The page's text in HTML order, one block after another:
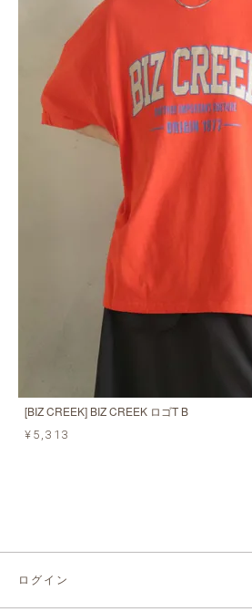
[BIZ CREEK] BIZ CREEK ロゴT B
¥5,313
ログイン